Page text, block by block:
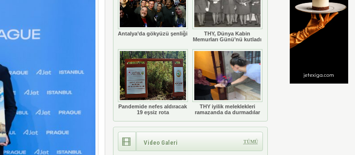
Antalya’da gökyüzü şenliği
THY, Dünya Kabin
Memurları Günü’nü kutladı
Pandemide nefes aldıracak
19 eşsiz rota
THY iyilik meleklekleri
ramazanda da durmadılar
Video Galeri TÜMÜ